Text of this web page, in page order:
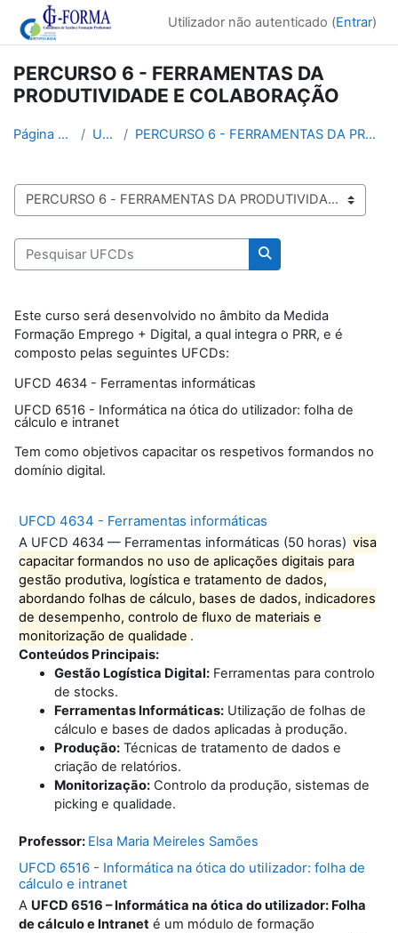
Ir para o conteúdo principal
Utilizador não autenticado (Entrar)
PERCURSO 6 - FERRAMENTAS DA
PRODUTIVIDADE E COLABORAÇÃO
Página principal UFCDs PERCURSO 6 - FERRAMENTAS DA PRODUTIVIDADE E COLABO...
Cursos de UFCDs
Pesquisar UFCDs
Pesquisar UFCDs
Este curso será desenvolvido no âmbito da Medida
Formação Emprego + Digital, a qual integra o PRR, e é
composto pelas seguintes UFCDs:
UFCD 4634 - Ferramentas informáticas
UFCD 6516 - Informática na ótica do utilizador: folha de
cálculo e intranet
Tem como objetivos capacitar os respetivos formandos no
domínio digital.
UFCD 4634 - Ferramentas informáticas
A UFCD 4634 — Ferramentas informáticas (50 horas) visa
capacitar formandos no uso de aplicações digitais para
gestão produtiva, logística e tratamento de dados,
abordando folhas de cálculo, bases de dados, indicadores
de desempenho, controlo de fluxo de materiais e
monitorização de qualidade .
Conteúdos Principais:
Gestão Logística Digital: Ferramentas para controlo
de stocks.
Ferramentas Informáticas: Utilização de folhas de
cálculo e bases de dados aplicadas à produção.
Produção: Técnicas de tratamento de dados e
criação de relatórios.
Monitorização: Controlo da produção, sistemas de
picking e qualidade.
Professor: Elsa Maria Meireles Samões
UFCD 6516 - Informática na ótica do utilizador: folha de
cálculo e intranet
A UFCD 6516 – Informática na ótica do utilizador: Folha
de cálculo e Intranet é um módulo de formação